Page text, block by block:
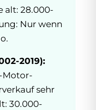
alt: 28.000-
Nur wenn
2019):
Motor-
sehr
30.000-